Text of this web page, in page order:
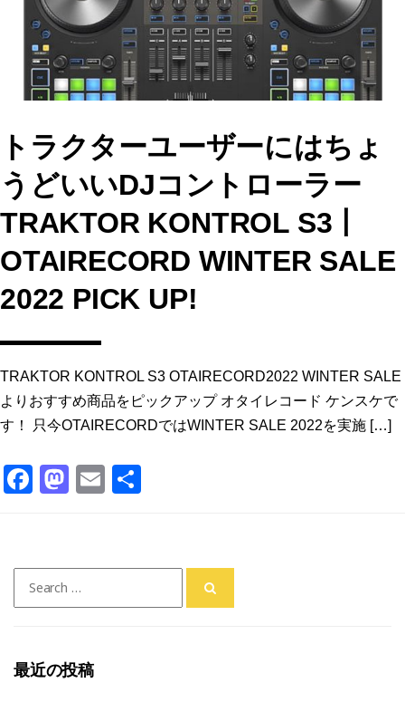
トラクターユーザーにはちょ
うどいいDJコントローラー
TRAKTOR KONTROL S3丨
OTAIRECORD WINTER SALE
2022 PICK UP!
TRAKTOR KONTROL S3 OTAIRECORD2022 WINTER SALE
よりおすすめ商品をピックアップ オタイレコード ケンスケで
す！ 只今OTAIRECORDではWINTER SALE 2022を実施 […]
F
e
b
o
k
M
o
d
n
E
l
for:
最近の投稿